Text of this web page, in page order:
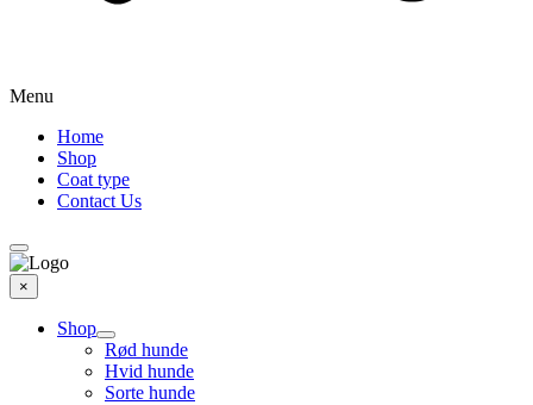
Menu
Home
Shop
Coat type
Contact Us
×
Shop
Rød hunde
Hvid hunde
Sorte hunde